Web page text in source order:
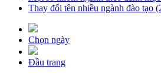
Thay đổi tên nhiều ngành đào tạo
Chọn ngày
Đầu trang